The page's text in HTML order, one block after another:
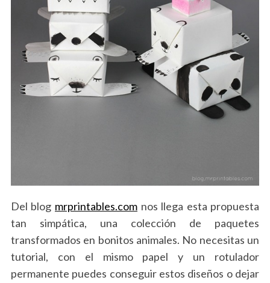
Del blog mrprintables.comnos llega esta propuesta
tan simpática, una colección de paquetes
transformados en bonitos animales. No necesitas un
tutorial, con el mismo papel y un rotulador
permanente puedes conseguir estos diseños o dejar